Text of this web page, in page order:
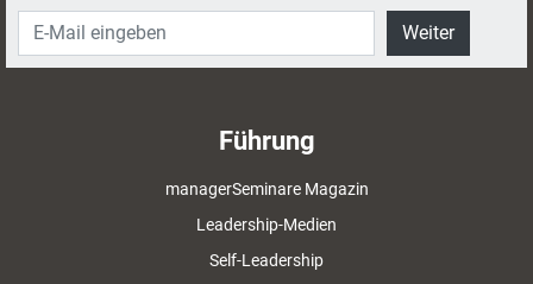
Weiter
Führung
managerSeminare Magazin
Leadership-Medien
Self-Leadership